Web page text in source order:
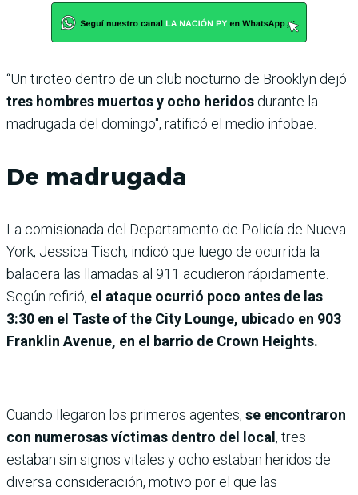
“Un tiroteo dentro de un club nocturno de Brooklyn dejó
tres hombres muertos y ocho heridos durante la
madrugada del domingo", ratificó el medio infobae.
De madrugada
La comisionada del Departamento de Policía de Nueva
York, Jessica Tisch, indicó que luego de ocurrida la
balacera las llamadas al 911 acudieron rápidamente.
Según refirió, el ataque ocurrió poco antes de las
3:30 en el Taste of the City Lounge, ubicado en 903
Franklin Avenue, en el barrio de Crown Heights.
Cuando llegaron los primeros agentes, se encontraron
con numerosas víctimas dentro del local , tres
estaban sin signos vitales y ocho estaban heridos de
diversa consideración, motivo por el que las